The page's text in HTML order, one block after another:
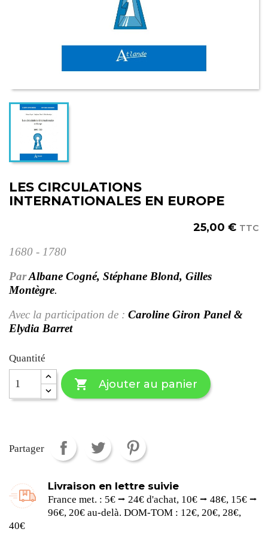
LES CIRCULATIONS
INTERNATIONALES EN EUROPE
25,00 € TTC
1680 - 1780
ParAlbane Cogné, Stéphane Blond, Gilles
Montègre.
Avec la participation de : Caroline Giron Panel&
Elydia Barret
Quantité
 Ajouter au panier
Partager
Livraison en lettre suivie
France met. : 5€ ⭢ 24€ d'achat, 10€ ⭢ 48€, 15€ ⭢
96€, 20€ au-delà. DOM-TOM : 12€, 20€, 28€,
40€